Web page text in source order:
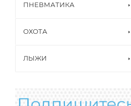
ПНЕВМАТИКА
ОХОТА
ЛЫЖИ